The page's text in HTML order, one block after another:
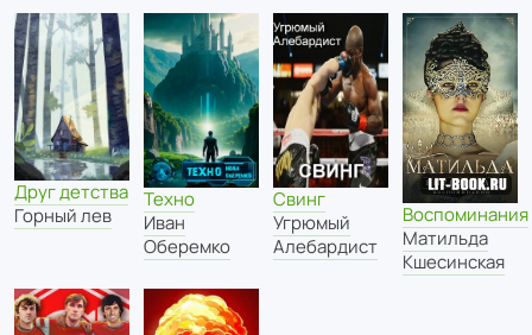
Друг детства
Горный лев
Техно
Иван
Оберемко
Свинг
Угрюмый
Алебардист
Воспоминания
Матильда
Кшесинская